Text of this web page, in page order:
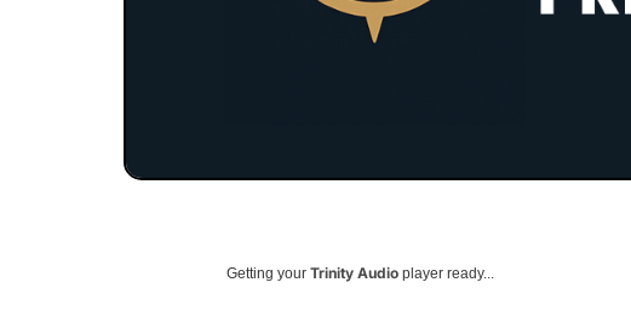
Getting your Trinity Audio player ready...